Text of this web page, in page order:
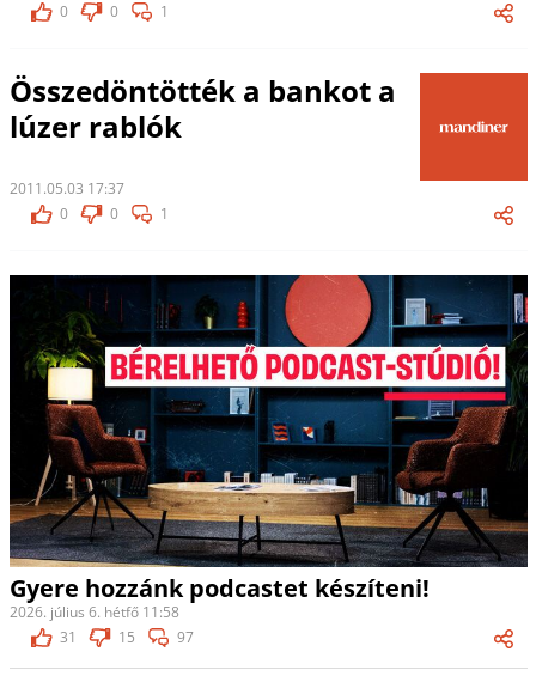
0
0 1
Összedöntötték a bankot a
lúzer rablók
2011.05.03 17:37
0
0 1
Gyere hozzánk podcastet készíteni!
2026. július 6. hétfő 11:58
31
15 97